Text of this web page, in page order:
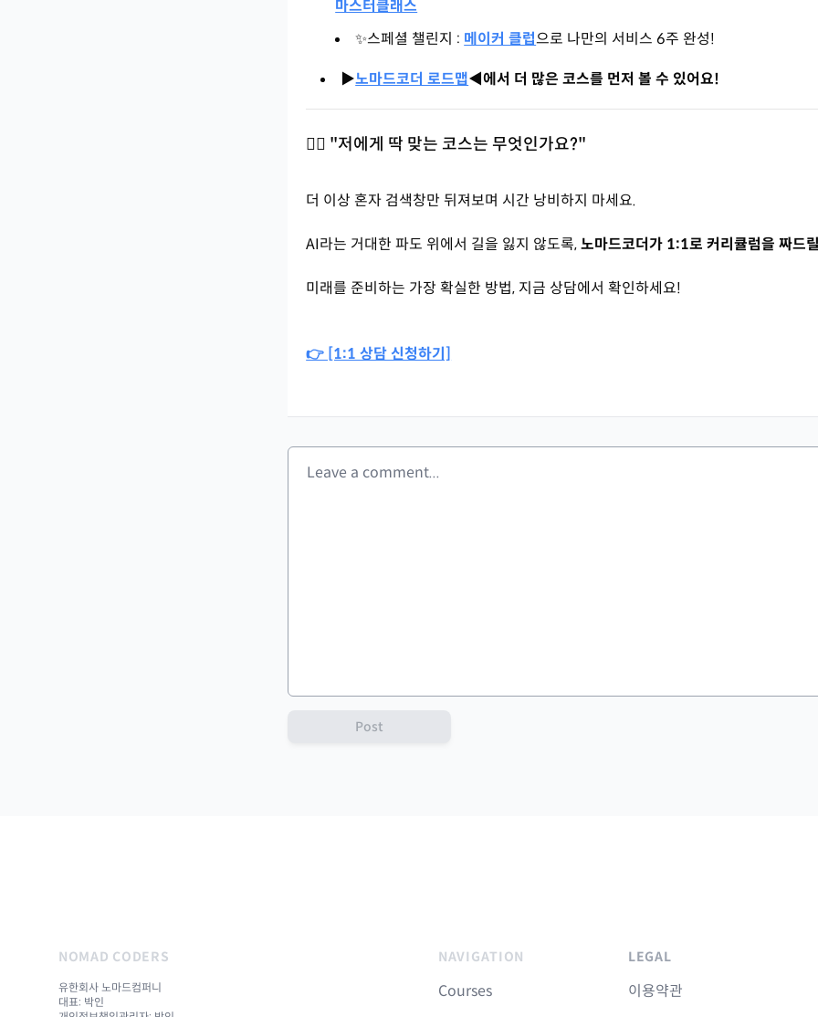
마스터클래스
✨스페셜 챌린지 : 메이커 클럽으로 나만의 서비스 6주 완성!
▶️노마드코더 로드맵◀️에서 더 많은 코스를 먼저 볼 수 있어요!
🙋‍♀️ "저에게 딱 맞는 코스는 무엇인가요?"
더 이상 혼자 검색창만 뒤져보며 시간 낭비하지 마세요.
AI라는 거대한 파도 위에서 길을 잃지 않도록,노마드코더가 1:1로 커리큘럼을 짜드
미래를 준비하는 가장 확실한 방법, 지금 상담에서 확인하세요!
👉 [1:1 상담 신청하기]
Post
NOMAD CODERS
유한회사 노마드컴퍼니
대표: 박인
NAVIGATION
Courses
LEGAL
이용약관